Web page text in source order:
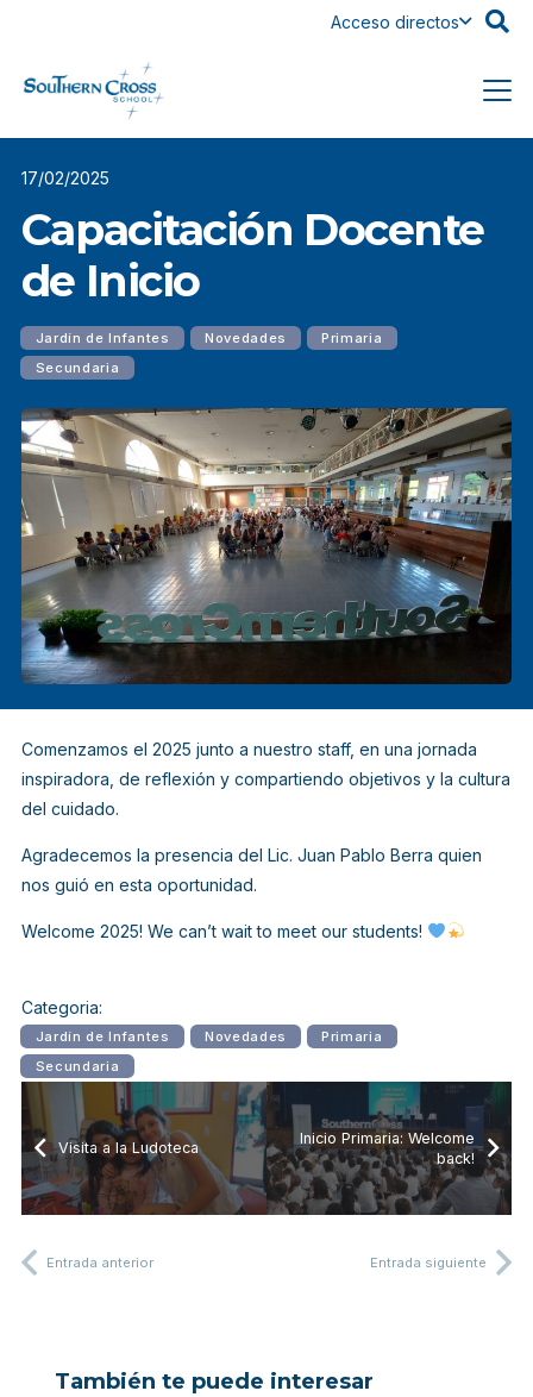
Acceso directos
17/02/2025
Capacitación Docente
de Inicio
Jardín de Infantes Novedades
Primaria
Secundaria
Comenzamos el 2025 junto a nuestro staff, en una jornada
inspiradora, de reflexión y compartiendo objetivos y la cultura
del cuidado.
Agradecemos la presencia del Lic. Juan Pablo Berra quien
nos guió en esta oportunidad.
Welcome 2025! We can’t wait to meet our students!
Categoria:
Jardín de Infantes Novedades
Primaria
Secundaria
Visita a la Ludoteca
Inicio Primaria: Welcome
back!
Entrada anterior Entrada siguiente
También te puede interesar